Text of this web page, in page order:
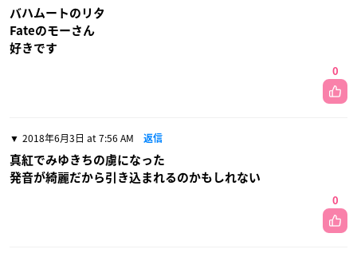
バハムートのリタ
Fateのモーさん
好きです
0
2018年6月3日 at 7:56 AM 返信
真紅でみゆきちの虜になった
発音が綺麗だから引き込まれるのかもしれない
0